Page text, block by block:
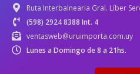
Ruta Interbalnearia Gral. Líber
(598) 2924 8388 Int. 4
ventasweb@uruimporta.com.uy
Lunes a Domingo de 8 a 21hs.